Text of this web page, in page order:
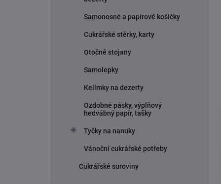
Samonosné a papírové košíčky
Cukrářské stěrky, karty
Otočné stojany
Samolepky
Kelímky na dezerty
Ozdobné pásky, výplňový
hedvábný papír, tašky
Tyčky na nanuky
Vánoční cukrářské potřeby
Cukrářské suroviny